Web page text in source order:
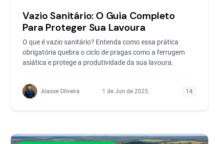
Vazio Sanitário: O Guia Completo
Para Proteger Sua Lavoura
O que é vazio sanitário? Entenda como essa prática
obrigatória quebra o ciclo de pragas como a ferrugem
asiática e protege a produtividade da sua lavoura.
Alasse Oliveira 1 de Jun de 2025 14